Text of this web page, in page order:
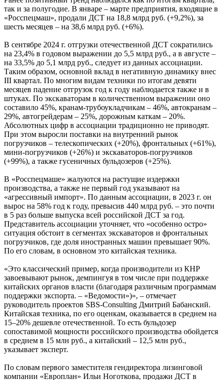
так и за полугодие. В январе – марте предприятия, входящие в
«Росспецмаш», продали ДСТ на 18,8 млрд руб. (+9,2%), за
шесть месяцев – на 38,6 млрд руб. (+6%).
В сентябре 2024 г. отгрузки отечественной ДСТ сократились
на 23,4% в годовом выражении до 5,5 млрд руб., а в августе –
на 33,5% до 5,1 млрд руб., следует из данных ассоциации.
Таким образом, основной вклад в негативную динамику внес
III квартал. По многим видам техники по итогам девяти
месяцев падение отгрузок год к году наблюдается также и в
штуках. По экскаваторам в количественном выражении оно
составило 45%, кранам-трубоукладчикам – 46%, автокранам –
29%, автогрейдерам – 25%, дорожным каткам – 20%.
Абсолютных цифр в ассоциации традиционно не приводят.
При этом выросли поставки на внутренний рынок
погрузчиков – телескопических (+20%), фронтальных (+61%),
мини-погрузчиков (+26%) и экскаваторов-погрузчиков
(+99%), а также гусеничных бульдозеров (+25%).
В «Росспецмаше» жалуются на растущие издержки
производства, а также не первый год указывают на
«агрессивный импорт». По данным ассоциации, в 2023 г. он
вырос на 58% год к году, превысив 440 млрд руб. – это почти
в 5 раз больше выпуска всей российской ДСТ за год.
Представитель ассоциации уточняет, что «особенно остро»
ситуация обстоит в сегментах экскаваторов и фронтальных
погрузчиков, где доля иностранных машин превышает 90%.
По его словам, в основном это китайская техника.
«Это классический пример, когда производители из КНР
завоевывают рынок, демпингуя в том числе при поддержке
китайских органов власти (благодаря различным программам
поддержки экспорта. – «Ведомости»)», – отмечает
руководитель проектов SBS-Consulting Дмитрий Бабанский.
Китайская техника, по его оценкам, оказывается в среднем на
15–20% дешевле отечественной. То есть бульдозер
сопоставимой мощности российского производства обойдется
в среднем в 15 млн руб., а китайский – 12,5 млн руб.,
указывает эксперт.
По словам первого заместителя гендиректора лизинговой
компании «Европлан» Ильи Ноготкова, продажи ДСТ в